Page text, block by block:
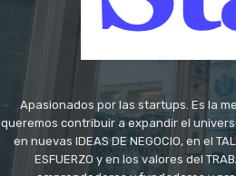
Apasionados por las startups. Es la
queremos contribuir a expandir el
en nuevas IDEAS DE NEGOCIO, en el
ESFUERZO y en los valores del